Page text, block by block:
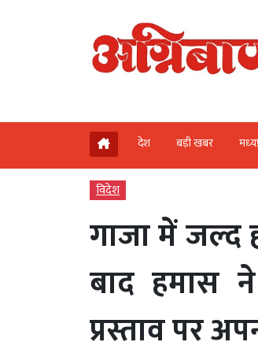
देश बड़ी खबर
विदेश
गाजा में जल्द
बाद हमास
प्रस्ताव पर